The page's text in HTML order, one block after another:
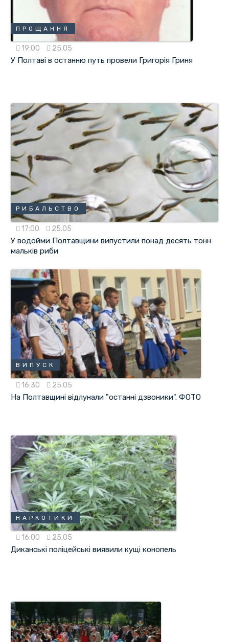
ПРОЩАННЯ
19:00 25.05
У Полтаві в останню путь провели Григорія Гриня
РИБАЛЬСТВО
17:00 25.05
У водойми Полтавщини випустили понад десять тонн
мальків риби
ВИПУСК
16:30 25.05
На Полтавщині відлунали "останні дзвоники". ФОТО
НАРКОТИКИ
16:00 25.05
Диканські поліцейські виявили кущі конопель